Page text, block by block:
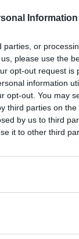
Information
or
please use the
opt-out request is
information
opt-out. You may
parties on the
by us to third
it to other third
della
uno strumento per
con lo sport hanno